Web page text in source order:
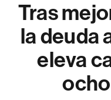
Tras
la deuda
eleva